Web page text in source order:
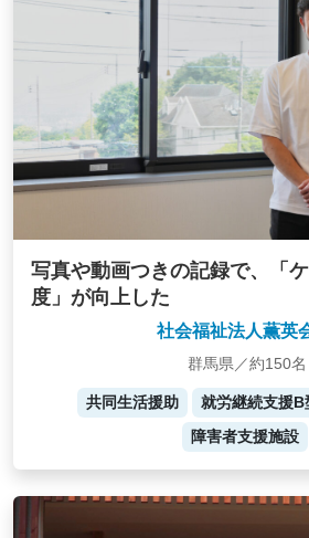
写真や動画つきの記録で、「
度」が向上した
社会福祉法人薫英
群馬県／約150名
共同生活援助 就労継続支援B
障害者支援施設